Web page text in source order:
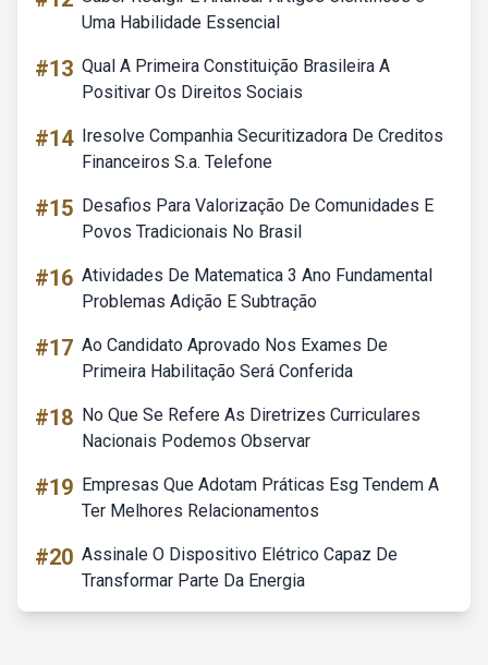
Uma Habilidade Essencial
#13 Qual A Primeira Constituição Brasileira A
Positivar Os Direitos Sociais
#14 Iresolve Companhia Securitizadora De Creditos
Financeiros S.a. Telefone
#15 Desafios Para Valorização De Comunidades E
Povos Tradicionais No Brasil
#16 Atividades De Matematica 3 Ano Fundamental
Problemas Adição E Subtração
#17 Ao Candidato Aprovado Nos Exames De
Primeira Habilitação Será Conferida
#18 No Que Se Refere As Diretrizes Curriculares
Nacionais Podemos Observar
#19 Empresas Que Adotam Práticas Esg Tendem A
Ter Melhores Relacionamentos
#20 Assinale O Dispositivo Elétrico Capaz De
Transformar Parte Da Energia